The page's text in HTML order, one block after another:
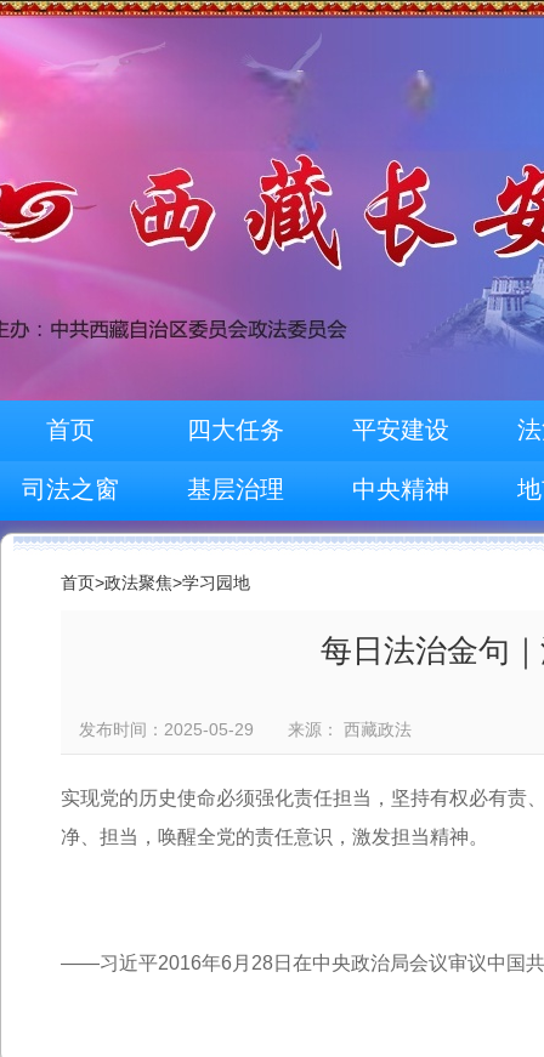
首页 四大任务 平安建设
司法之窗 基层治理 中央精神
首页>政法聚焦>学习园地
每日法治金句
发布时间：2025-05-29 来源： 西藏政法
实现党的历史使命必须强化责任担当，坚持有权必有责
净、担当，唤醒全党的责任意识，激发担当精神。
——习近平2016年6月28日在中央政治局会议审议中国